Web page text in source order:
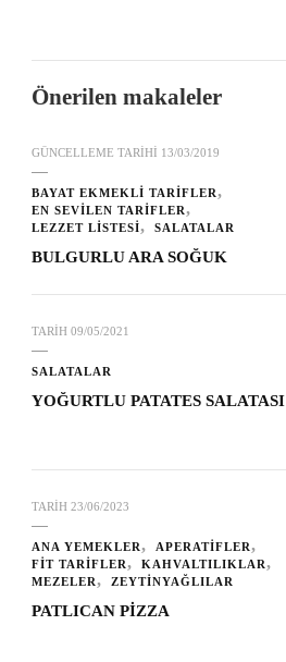
Önerilen makaleler
GÜNCELLEME TARIHI 13/03/2019
BAYAT EKMEKLİ TARİFLER
EN SEVİLEN TARİFLER
LEZZET LİSTESİ
SALATALAR
BULGURLU ARA SOĞUK
TARIH 09/05/2021
SALATALAR
YOĞURTLU PATATES SALATASI
TARIH 23/06/2023
ANA YEMEKLER
APERATİFLER
FİT TARİFLER
KAHVALTILIKLAR
MEZELER
ZEYTİNYAĞLILAR
PATLICAN PİZZA